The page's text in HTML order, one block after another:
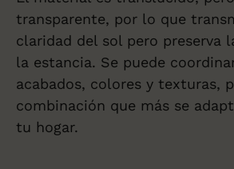
transparente, por lo que
claridad del sol pero preserva
la estancia. Se puede
acabados, colores y texturas,
combinación que más se
tu hogar.